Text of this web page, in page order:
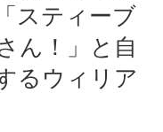
スティーブ
ん！」と自
るウィリア